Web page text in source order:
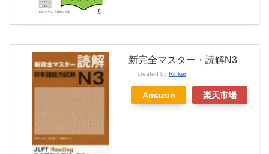
新完全マスター・読解N3
created by Rinker
Amazon 楽天市場